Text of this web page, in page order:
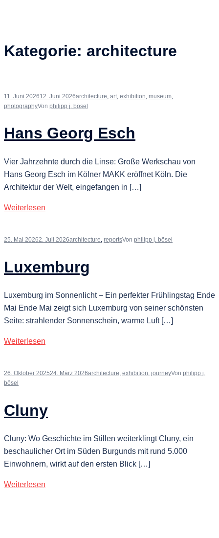
Kategorie: architecture
11. Juni 202612. Juni 2026architecture, art, exhibition, museum,
photographyVon philipp j. bösel
Hans Georg Esch
Vier Jahrzehnte durch die Linse: Große Werkschau von
Hans Georg Esch im Kölner MAKK eröffnet Köln. Die
Architektur der Welt, eingefangen in […]
Weiterlesen
25. Mai 20262. Juli 2026architecture, reportsVon philipp j. bösel
Luxemburg
Luxemburg im Sonnenlicht – Ein perfekter Frühlingstag Ende
Mai Ende Mai zeigt sich Luxemburg von seiner schönsten
Seite: strahlender Sonnenschein, warme Luft […]
Weiterlesen
26. Oktober 202524. März 2026architecture, exhibition, journeyVon philipp j.
bösel
Cluny
Cluny: Wo Geschichte im Stillen weiterklingt Cluny, ein
beschaulicher Ort im Süden Burgunds mit rund 5.000
Einwohnern, wirkt auf den ersten Blick […]
Weiterlesen